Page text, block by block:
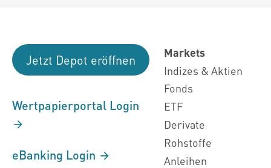
Jetzt Depot eröffnen
Wertpapierportal Login
eBanking Login
Markets
Indizes & Aktien
Fonds
ETF
Derivate
Rohstoffe
Anleihen